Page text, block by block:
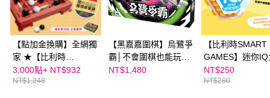
恩沛科技股份有限公司將有權停止該用戶之使用額度並採取法律行動。
【點加金換購】全網獨
家 ★【比利時
FlexiQ】 黑白轉轉棋
｜加贈太極套環 x 限量
3,000點+ NT$932
NT$1,248
【黑嘉嘉圍棋】烏鷺爭
霸│不會圍棋也能玩！
全球首款圍棋卡牌桌遊
NT$1,480
【比利時SMART
GAMES】迷你IQ
戰｜進階篇（顏
出貨）
NT$250
NT$280